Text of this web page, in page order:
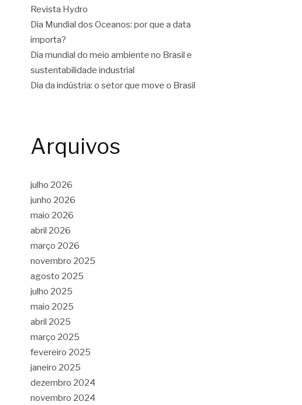
Revista Hydro
Dia Mundial dos Oceanos: por que a data
importa?
Dia mundial do meio ambiente no Brasil e
sustentabilidade industrial
Dia da indústria: o setor que move o Brasil
Arquivos
julho 2026
junho 2026
maio 2026
abril 2026
março 2026
novembro 2025
agosto 2025
julho 2025
maio 2025
abril 2025
março 2025
fevereiro 2025
janeiro 2025
dezembro 2024
novembro 2024